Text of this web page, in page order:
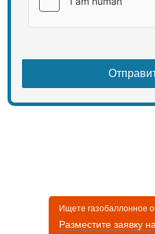
Ищете газобаллонное
Разместите заявку